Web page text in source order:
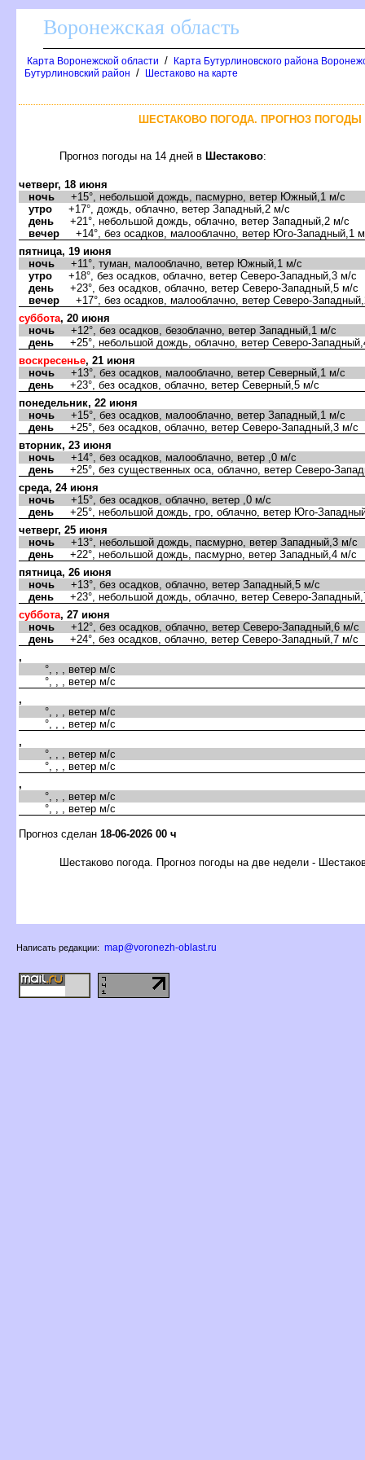
оронежская область
Карта Воронежской области /
Карта Бутурлиновского района
Бутурлиновский район / Шестаково на карте
ШЕСТАКОВО ПОГОДА. ПРОГНОЗ
Прогноз погоды на 14 дней Шестаково:
четверг, 18 июня
ночь +15°, небольшой дождь, пасмурно, ветер Южный,1 м/с
утро +17°, дождь, облачно, ветер Западный,2 м/с
день +21°, небольшой дождь, облачно, ветер Западный,2 м/с
ечер +14°, без осадков, малооблачно, ветер Юго-Западный,1
пятница, 19 июня
ночь +11°, туман, малооблачно, ветер Южный,1 м/с
утро +18°, без осадков, облачно, ветер Северо-Западный,3 м/с
день +23°, без осадков, облачно, ветер Северо-Западный,5 м/с
ечер +17°, без осадков, малооблачно, ветер Северо-
суббота, 20 июня
ночь +12°, без осадков, безоблачно, ветер Западный,1 м/с
день +25°, небольшой дождь, облачно, ветер Северо-
оскресенье, 21 июня
ночь +13°, без осадков, малооблачно, ветер Северный,1 м/с
день +23°, без осадков, облачно, ветер Северный,5 м/с
понедельник, 22 июня
ночь +15°, без осадков, малооблачно, ветер Западный,1 м/с
день +25°, без осадков, облачно, ветер Северо-Западный,3 м/с
торник, 23 июня
ночь +14°, без осадков, малооблачно, ветер ,0 м/с
день +25°, без существенных оса, облачно, ветер Северо-
среда, 24 июня
ночь +15°, без осадков, облачно, ветер ,0 м/с
день +25°, небольшой дождь, гро, облачно, ветер Юго-
четверг, 25 июня
ночь +13°, небольшой дождь, пасмурно, ветер Западный,3 м/с
день +22°, небольшой дождь, пасмурно, ветер Западный,4 м/с
пятница, 26 июня
ночь +13°, без осадков, облачно, ветер Западный,5 м/с
день +23°, небольшой дождь, облачно, ветер Северо-
суббота, 27 июня
ночь +12°, без осадков, облачно, ветер Северо-Западный,6 м/с
день +24°, без осадков, облачно, ветер Северо-Западный,7 м/с
,
°, , , ветер м/с
°, , , ветер м/с
,
°, , , ветер м/с
°, , , ветер м/с
,
°, , , ветер м/с
°, , , ветер м/с
,
°, , , ветер м/с
°, , , ветер м/с
Прогноз сделан 18-06-2026 00 ч
Шестаково погода. Прогноз погоды на две недели -
Написать редакции: map@voronezh-oblast.ru